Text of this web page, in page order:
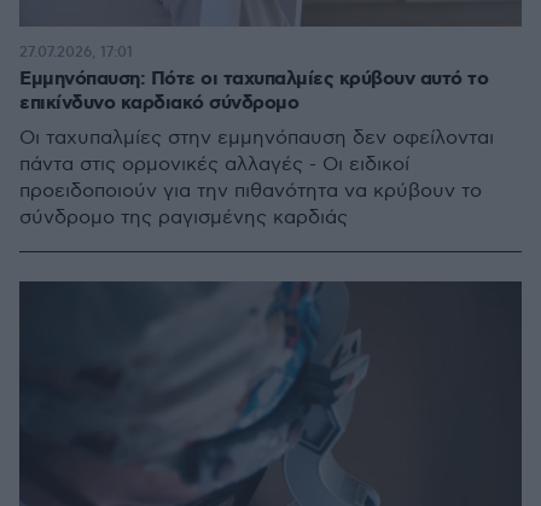
Εμμηνόπαυση: Πότε οι ταχυπαλμίες κρύβουν αυτό το
επικίνδυνο καρδιακό σύνδρομο
Οι ταχυπαλμίες στην εμμηνόπαυση δεν οφείλονται
πάντα στις ορμονικές αλλαγές - Οι ειδικοί
προειδοποιούν για την πιθανότητα να κρύβουν το
σύνδρομο της ραγισμένης καρδιάς
27.07.2026, 17:01